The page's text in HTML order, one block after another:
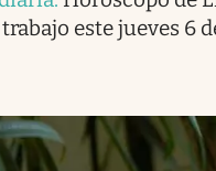
este jueves 6